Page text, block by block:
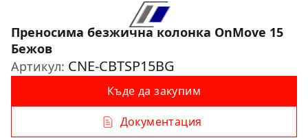
Преносимa безжична колонка OnMove 15
Бежов
Артикул: CNE-CBTSP15BG
Къде да закупим
Документация